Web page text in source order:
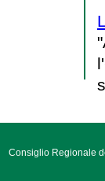
Consiglio Regionale